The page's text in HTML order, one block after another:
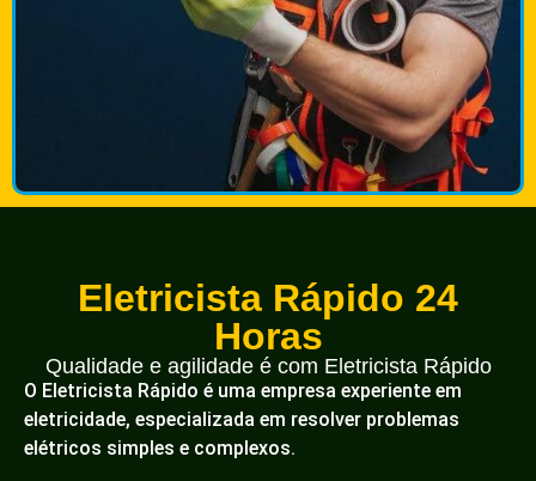
Eletricista Rápido 24
Horas
Qualidade e agilidade é com Eletricista Rápido
O Eletricista Rápido é uma empresa experiente em
eletricidade, especializada em resolver problemas
elétricos simples e complexos.